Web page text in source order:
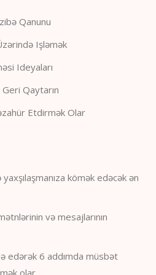
Qanunu
Işləmək
Ideyaları
Qaytarın
Etdirmək Olar
kömək edəcək ən
və mesajlarının
edərək 6 addımda müsbət
olar